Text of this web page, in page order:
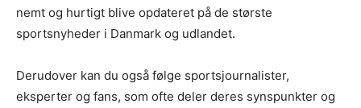
nemt og hurtigt blive opdateret på de største
sportsnyheder i Danmark og udlandet.
Derudover kan du også følge sportsjournalister,
eksperter og fans, som ofte deler deres synspunkter og